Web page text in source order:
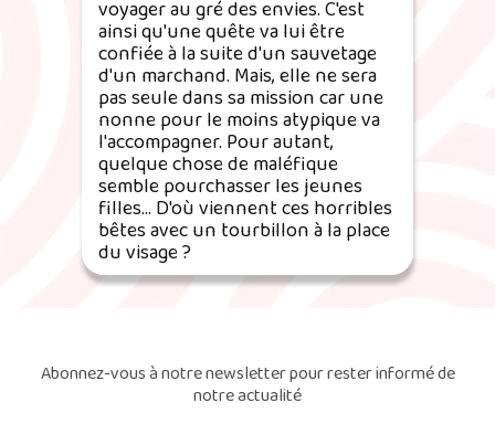
voyager au gré des envies. C'est
ainsi qu'une quête va lui être
confiée à la suite d'un sauvetage
d'un marchand. Mais, elle ne sera
pas seule dans sa mission car une
nonne pour le moins atypique va
l'accompagner. Pour autant,
quelque chose de maléfique
semble pourchasser les jeunes
filles... D'où viennent ces horribles
bêtes avec un tourbillon à la place
du visage ?
Abonnez-vous à notre newsletter pour rester informé de
notre actualité